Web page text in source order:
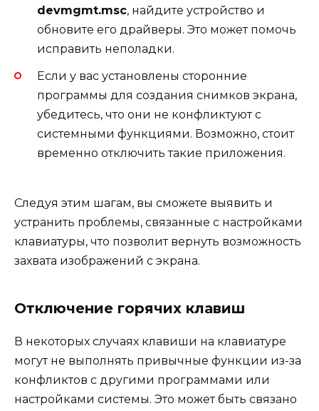
devmgmt.msc, найдите устройство и
обновите его драйверы. Это может помочь
исправить неполадки.
Если у вас установлены сторонние
программы для создания снимков экрана,
убедитесь, что они не конфликтуют с
системными функциями. Возможно, стоит
временно отключить такие приложения.
Следуя этим шагам, вы сможете выявить и
устранить проблемы, связанные с настройками
клавиатуры, что позволит вернуть возможность
захвата изображений с экрана.
Отключение горячих клавиш
В некоторых случаях клавиши на клавиатуре
могут не выполнять привычные функции из-за
конфликтов с другими программами или
настройками системы. Это может быть связано